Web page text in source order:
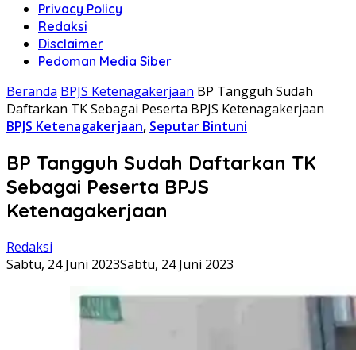
Privacy Policy
Redaksi
Disclaimer
Pedoman Media Siber
Beranda BPJS Ketenagakerjaan BP Tangguh Sudah
Daftarkan TK Sebagai Peserta BPJS Ketenagakerjaan
BPJS Ketenagakerjaan, Seputar Bintuni
BP Tangguh Sudah Daftarkan TK
Sebagai Peserta BPJS
Ketenagakerjaan
Redaksi
Sabtu, 24 Juni 2023Sabtu, 24 Juni 2023